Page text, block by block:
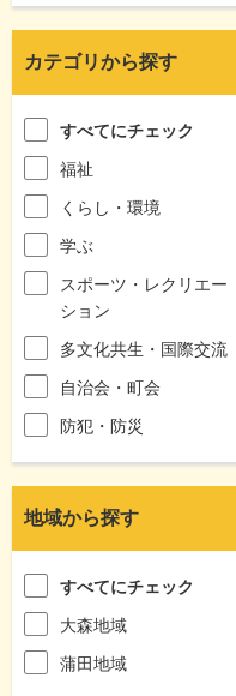
カテゴリから探す
すべてにチェック
福祉
くらし・環境
学ぶ
スポーツ・レクリエー
ション
多文化共生・国際交流
自治会・町会
防犯・防災
地域から探す
すべてにチェック
大森地域
蒲田地域